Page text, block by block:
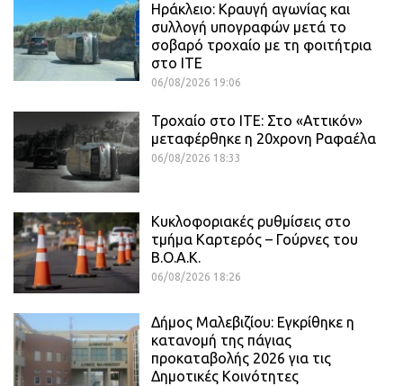
Ηράκλειο: Κραυγή αγωνίας και
συλλογή υπογραφών μετά το
σοβαρό τροχαίο με τη φοιτήτρια
στο ΙΤΕ
06/08/2026 19:06
Τροχαίο στο ΙΤΕ: Στο «Αττικόν»
μεταφέρθηκε η 20χρονη Ραφαέλα
06/08/2026 18:33
Κυκλοφοριακές ρυθμίσεις στο
τμήμα Καρτερός – Γούρνες του
Β.Ο.Α.Κ.
06/08/2026 18:26
Δήμος Μαλεβιζίου: Εγκρίθηκε η
κατανομή της πάγιας
προκαταβολής 2026 για τις
Δημοτικές Κοινότητες